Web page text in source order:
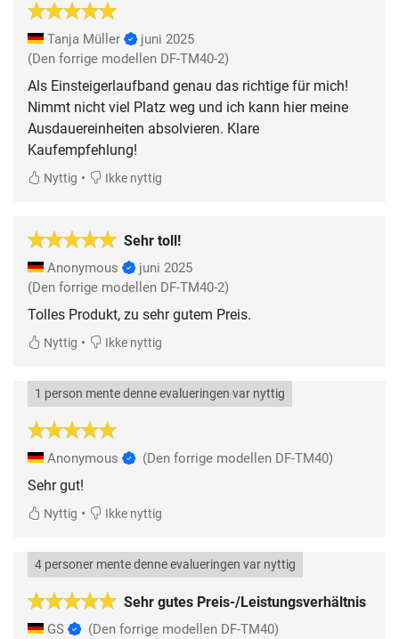
Tanja Müller
juni 2025
(Den forrige modellen DF-TM40-2)
Als Einsteigerlaufband genau das richtige für mich!
Nimmt nicht viel Platz weg und ich kann hier meine
Ausdauereinheiten absolvieren. Klare
Kaufempfehlung!
Nyttig • Ikke nyttig
Sehr toll!
Anonymous
juni 2025
(Den forrige modellen DF-TM40-2)
Tolles Produkt, zu sehr gutem Preis.
Nyttig • Ikke nyttig
1 person mente denne evalueringen var nyttig
Anonymous (Den forrige modellen DF-TM40)
Sehr gut!
Nyttig • Ikke nyttig
Sehr gutes Preis-/Leistungsverhältnis
4 personer mente denne evalueringen var nyttig
GS (Den forrige modellen DF-TM40)